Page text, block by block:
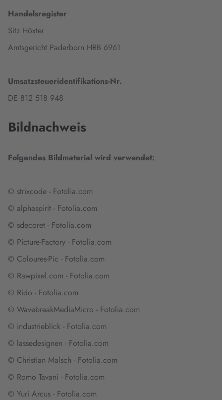
Handelsregister
Sitz Höxter
Amtsgericht Paderborn HRB 6961
Umsatzsteueridentifikations-Nr.
DE 812 518 948
Bildnachweis
Folgendes Bildmaterial wird verwendet:
© strixcode - Fotolia.com
© alphaspirit - Fotolia.com
© sdecoret - Fotolia.com
© Picture-Factory - Fotolia.com
© Coloures-Pic - Fotolia.com
© Rawpixel.com - Fotolia.com
© Rido - Fotolia.com
© WavebreakMediaMicro - Fotolia.com
© industrieblick - Fotolia.com
© lassedesignen - Fotolia.com
© Christian Malsch - Fotolia.com
© Romo Tavani - Fotolia.com
© Yuri Arcus - Fotolia.com